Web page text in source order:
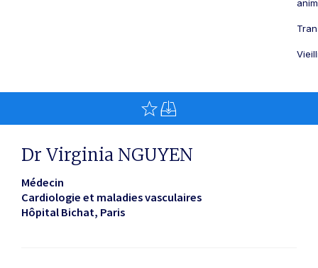
Dr Virginia NGUYEN
Médecin
Cardiologie et maladies vasculaires
Hôpital Bichat Paris